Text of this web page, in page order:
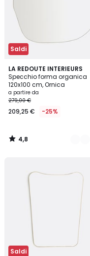
Saldi
LA REDOUTE INTERIEURS
Specchio forma organica
120x100 cm, Ornica
a partire da
279,00 €
209,25 € -25%
4,8
/ 5
2
Colori
4,8
/
Saldi